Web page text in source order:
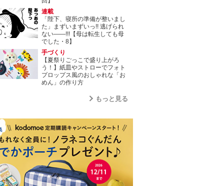
連載
「陛下、寝所の準備が整いまし
た」まずいまずいっ!! 逃げられ
ない――!!!【母は転生しても母
でした・8】
手づくり
【夏祭りごっこで盛り上がろ
う！】紙皿やストローでフォト
プロップス風のおしゃれな「お
めん」の作り方
もっと見る